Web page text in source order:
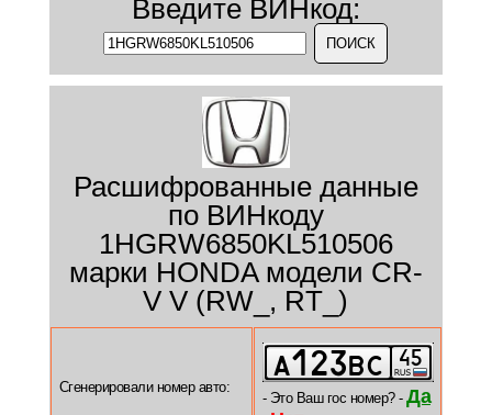
Введите ВИНкод:
Расшифрованные данные
по ВИНкоду
1HGRW6850KL510506
марки HONDA модели CR-
V V (RW_, RT_)
Сгенерировали номер авто:
- Это Ваш гос номер? - Да